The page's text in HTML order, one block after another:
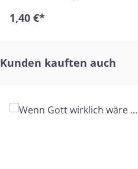
einem Menschen liebevolle
zwischendurch. Auf der
Worte erinnern daran, dass
1,40 €*
Produktgalerie überspringen
Kunden kauften auch